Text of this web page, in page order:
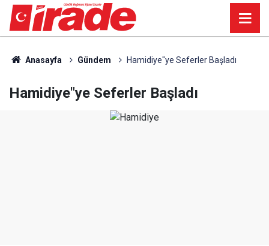
Anasayfa Gündem Hamidiye"ye Seferler Başladı
Hamidiye"ye Seferler Başladı